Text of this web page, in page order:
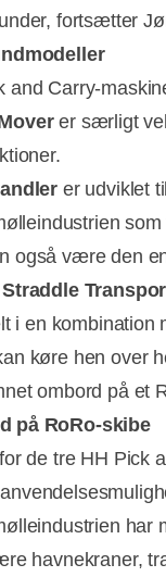
fortsætter
and Carry-
er særligt
er udviklet
også være den
i en kombination
køre hen over
ombord på et
på RoRo-skibe
de tre HH Pick
har
havnekraner,